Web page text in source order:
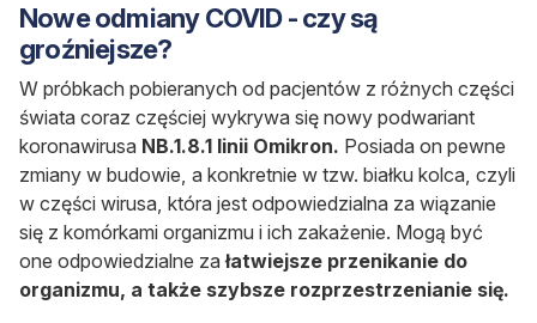
Nowe odmiany COVID - czy są
groźniejsze?
W próbkach pobieranych od pacjentów z różnych części
świata coraz częściej wykrywa się nowy podwariant
koronawirusa NB.1.8.1 linii Omikron. Posiada on pewne
zmiany w budowie, a konkretnie w tzw. białku kolca, czyli
w części wirusa, która jest odpowiedzialna za wiązanie
się z komórkami organizmu i ich zakażenie. Mogą być
one odpowiedzialne załatwiejsze przenikanie do
organizmu, a także szybsze rozprzestrzenianie się.